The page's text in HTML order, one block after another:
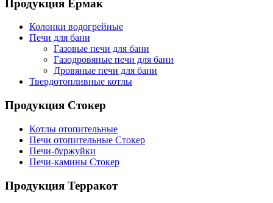
Продукция Ермак
Колонки водогрейные
Печи для бани
Газовые печи для бани
Газодровяные печи для бани
Дровяные печи для бани
Твердотопливные котлы
Продукция Стокер
Котлы отопительные
Печи отопительные Стокер
Печи-буржуйки
Печи-камины Стокер
Продукция Терракот